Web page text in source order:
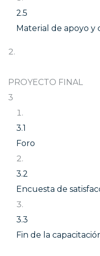
2.5
Material de apoyo
PROYECTO FINAL
3
3.1
Foro
3.2
Encuesta de
3.3
Fin de la